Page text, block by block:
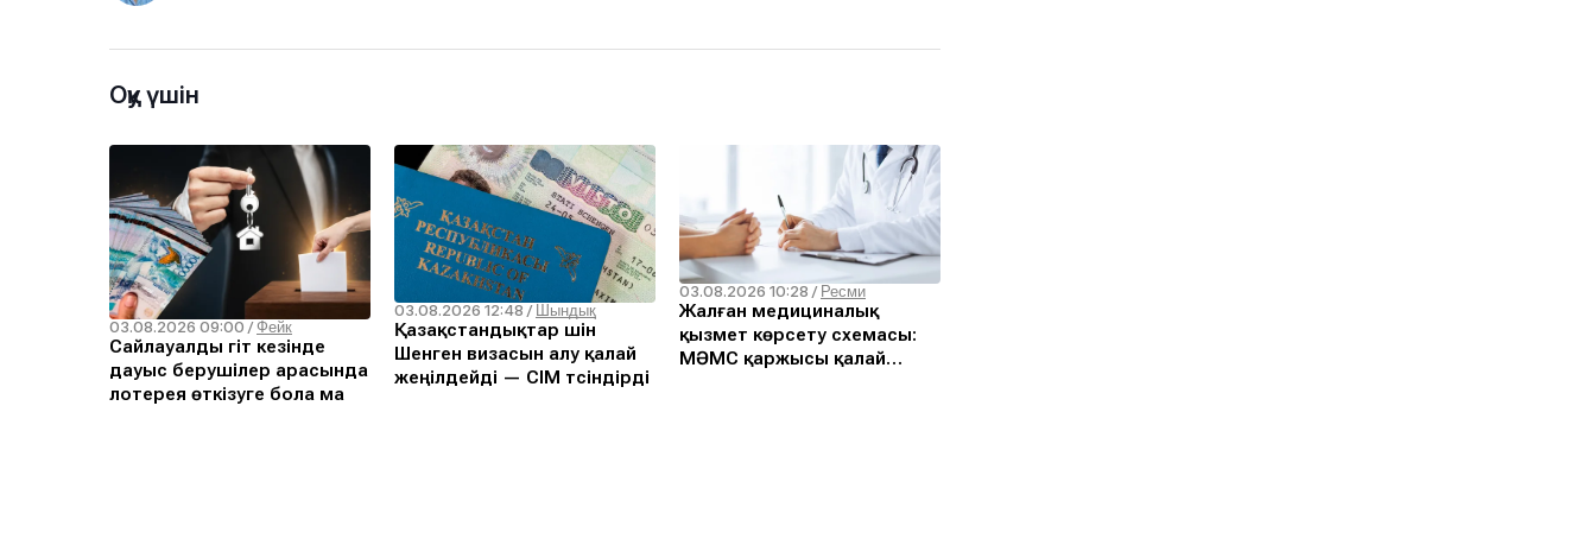
Оқу үшін
03.08.2026 09:00 /Фейк
Сайлауалды үгіт кезінде
дауыс берушілер арасында
лотерея өткізуге бола ма
03.08.2026 12:48 / Шындық
Қазақстандықтар үшін
Шенген визасын алу қалай
жеңілдейді — СІМ түсіндірді
03.08.2026 10:28 / Ресми
Жалған медициналық
қызмет көрсету схемасы:
МӘМС қаржысы қалай